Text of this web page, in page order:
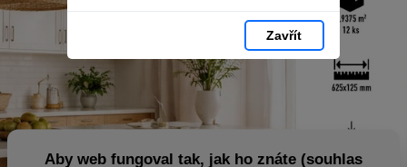
Zavřít
Aby web fungoval tak, jak ho znáte (souhlas